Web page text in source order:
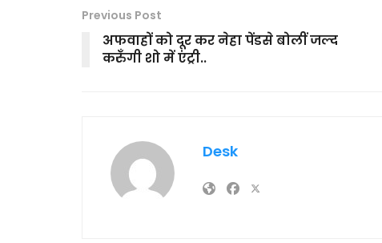
Previous Post
अफवाहों को दूर कर नेहा पेंडसे बोलीं जल्द
करुँगी शो में एंट्री..
Desk